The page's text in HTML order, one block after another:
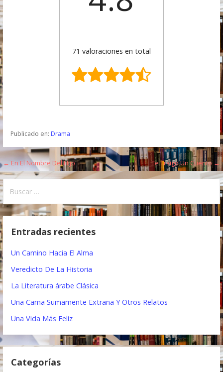
71 valoraciones en total
Publicado en: Drama
N
a
v
e
a
ó
d
← En El Nombre Del Hijo Te Traigo Un Cuento →
s
Entradas recientes
Un Camino Hacia El Alma
Veredicto De La Historia
La Literatura árabe Clásica
Una Cama Sumamente Extrana Y Otros Relatos
Una Vida Más Feliz
Categorías